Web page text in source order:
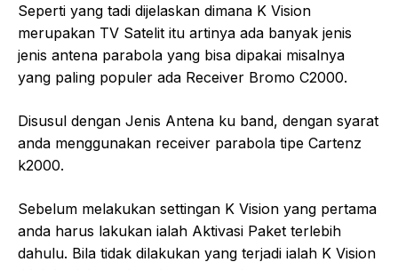
Seperti yang tadi dijelaskan dimana K Vision
merupakan TV Satelit itu artinya ada banyak jenis
jenis antena parabola yang bisa dipakai misalnya
yang paling populer ada Receiver Bromo C2000.
Disusul dengan Jenis Antena ku band, dengan syarat
anda menggunakan receiver parabola tipe Cartenz
k2000.
Sebelum melakukan settingan K Vision yang pertama
anda harus lakukan ialah Aktivasi Paket terlebih
dahulu. Bila tidak dilakukan yang terjadi ialah K Vision